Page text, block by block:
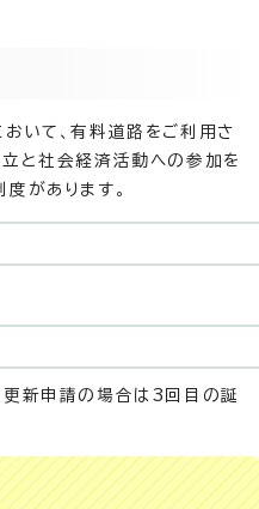
いて、有料道路をご利用さ
と社会経済活動への参加を
があります。
更新申請の場合は3回目の誕